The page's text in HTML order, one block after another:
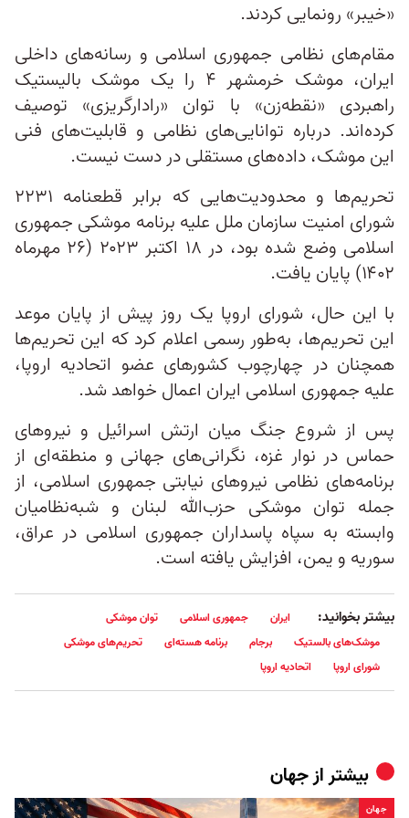
«خیبر» رونمایی کردند.
مقام‌های نظامی جمهوری اسلامی و رسانه‌های داخلی
ایران، موشک خرمشهر ۴ را یک موشک بالیستیک
راهبردی «نقطه‌زن» با توان «رادارگریزی» توصیف
کرده‌اند. درباره توانایی‌های نظامی و قابلیت‌های فنی
این موشک، داده‌های مستقلی در دست نیست.
تحریم‌ها و محدودیت‌هایی که برابر قطعنامه ۲۲۳۱
شورای امنیت سازمان ملل علیه برنامه موشکی جمهوری
اسلامی وضع شده بود، در ۱۸ اکتبر ۲۰۲۳ (۲۶ مهرماه
۱۴۰۲) پایان یافت.
با این حال، شورای اروپا یک روز پیش از پایان موعد
این تحریم‌ها، به‌طور رسمی اعلام کرد که این تحریم‌ها
همچنان در چهارچوب کشورهای عضو اتحادیه اروپا،
علیه جمهوری اسلامی ایران اعمال خواهد شد.
پس از شروع جنگ میان ارتش اسرائیل و نیروهای
حماس در نوار غزه، نگرانی‌های جهانی و منطقه‌ای از
برنامه‌های نظامی نیروهای نیابتی جمهوری اسلامی، از
جمله توان موشکی حزب‌الله لبنان و شبه‌نظامیان
وابسته به سپاه پاسداران جمهوری اسلامی در عراق،
سوریه و یمن، افزایش یافته است.
بیشتر بخوانید: ایران جمهوری اسلامی
توان موشکی
موشک‌های بالستیک
برجام برنامه هسته‌ای
تحریم‌های موشکی
شورای اروپا
اتحادیه اروپا
بیشتر ازجهان
جهان